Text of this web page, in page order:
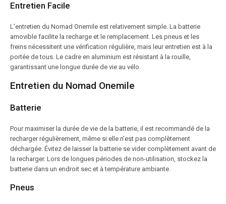
Entretien Facile
L’entretien du Nomad Onemile est relativement simple. La batterie
amovible facilite la recharge et le remplacement. Les pneus et les
freins nécessitent une vérification régulière, mais leur entretien est à la
portée de tous. Le cadre en aluminium est résistant à la rouille,
garantissant une longue durée de vie au vélo.
Entretien du Nomad Onemile
Batterie
Pour maximiser la durée de vie de la batterie, il est recommandé de la
recharger régulièrement, même si elle n’est pas complètement
déchargée. Évitez de laisser la batterie se vider complètement avant de
la recharger. Lors de longues périodes de non-utilisation, stockez la
batterie dans un endroit sec et à température ambiante.
Pneus